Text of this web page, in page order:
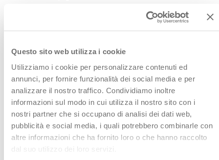
Questo sito web utilizza i cookie
Utilizziamo i cookie per personalizzare contenuti ed
annunci, per fornire funzionalità dei social media e per
analizzare il nostro traffico. Condividiamo inoltre
informazioni sul modo in cui utilizza il nostro sito con i
nostri partner che si occupano di analisi dei dati web,
pubblicità e social media, i quali potrebbero combinarle con
altre informazioni che ha fornito loro o che hanno raccolto
dal suo utilizzo dei loro servizi.
AGGIUNGI ALLA WISHLIST
Potrebbe piacerti anche:
Vedi anche:
CHI CI HA SCELTO